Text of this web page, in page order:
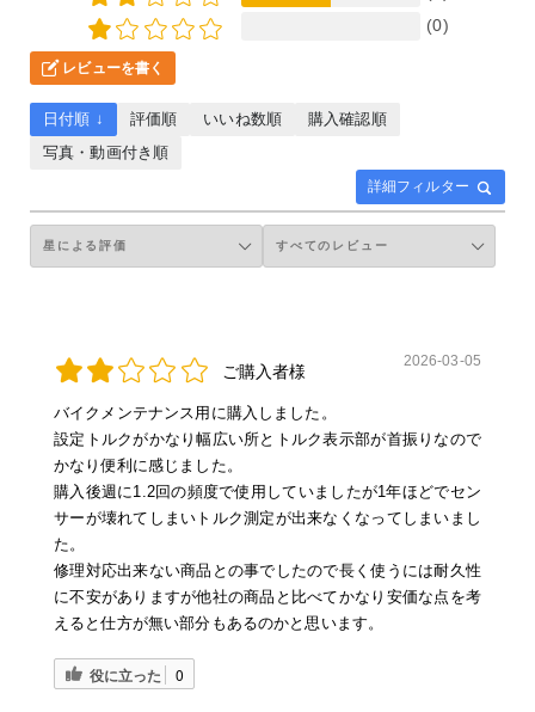
(0)
レビューを書く
詳細フィルター
日付順 ↓ 評価順 いいね数順
購入確認順
写真・動画付き順
ご購入者様
2026-03-05
バイクメンテナンス用に購入しました。
設定トルクがかなり幅広い所とトルク表示部が首振りなので
かなり便利に感じました。
購入後週に1.2回の頻度で使用していましたが1年ほどでセン
サーが壊れてしまいトルク測定が出来なくなってしまいまし
た。
修理対応出来ない商品との事でしたので長く使うには耐久性
に不安がありますが他社の商品と比べてかなり安価な点を考
えると仕方が無い部分もあるのかと思います。
役に立った 0